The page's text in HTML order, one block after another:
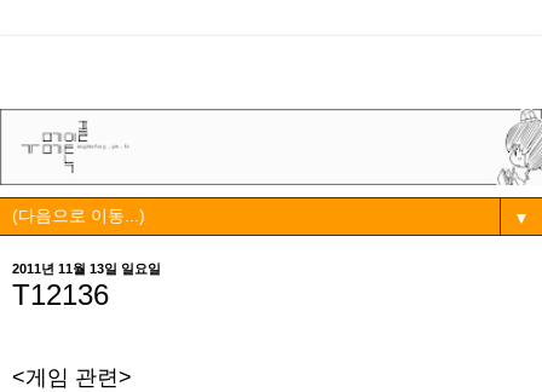
▼
2011년 11월 13일 일요일
T12136
<게임 관련>